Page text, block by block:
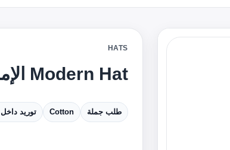
HATS
Modern Hat الإمارات
طلب جملة Cotton توريد داخل